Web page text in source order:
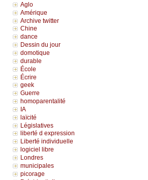
Aglo
Amérique
Archive twitter
Chine
dance
Dessin du jour
domotique
durable
École
Écrire
geek
Guerre
homoparentalité
IA
laïcité
Législatives
liberté d expression
Liberté individuelle
logiciel libre
Londres
municipales
picorage